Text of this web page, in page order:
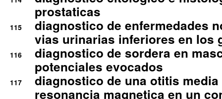
prostaticas
115
diagnostico de enfermedades
vias urinarias inferiores en los
116
diagnostico de sordera en
potenciales evocados
117
diagnostico de una otitis
resonancia magnetica en un